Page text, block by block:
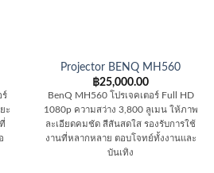
ร์
ะ
Projector BENQ MH560
฿25,000.00
BenQ MH560 โปรเจคเตอร์ Full HD
1080p ความสว่าง 3,800 ลูเมน ให้ภาพ
ละเอียดคมชัด สีสันสดใส รองรับการใช้
งานที่หลากหลาย ตอบโจทย์ทั้งงานและ
บันเทิง